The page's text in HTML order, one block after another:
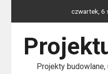
czwartek, 6
Projekty